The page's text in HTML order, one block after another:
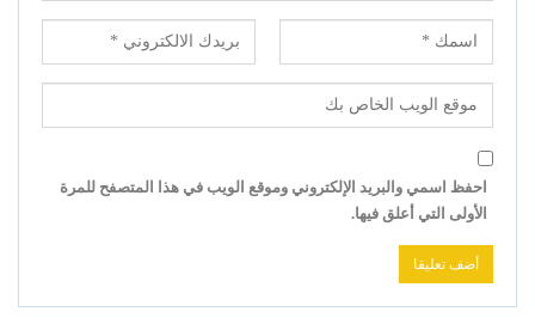
احفظ اسمي والبريد الإلكتروني وموقع الويب في هذا المتصفح للمرة
الأولى التي أعلق فيها.